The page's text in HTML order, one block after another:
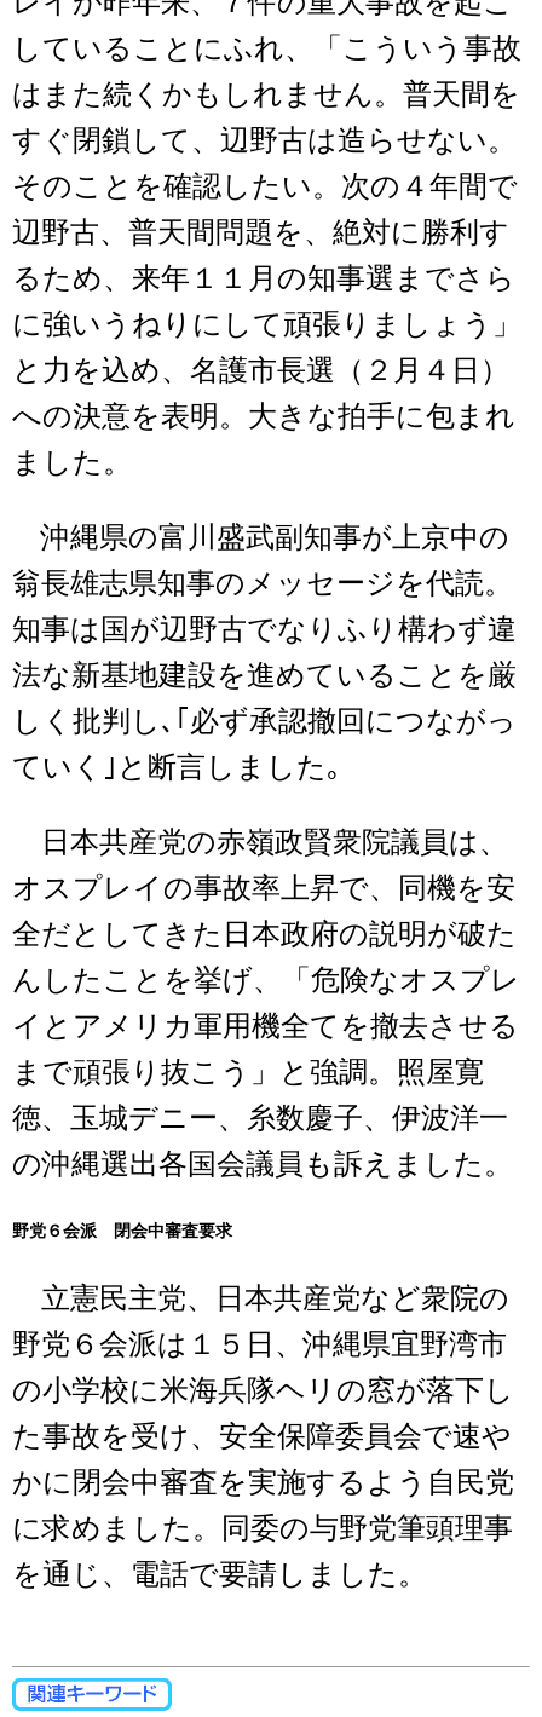
していることにふれ、「こういう事故
はまた続くかもしれません。普天間を
すぐ閉鎖して、辺野古は造らせない。
そのことを確認したい。次の４年間で
辺野古、普天間問題を、絶対に勝利す
るため、来年１１月の知事選までさら
に強いうねりにして頑張りましょう」
と力を込め、名護市長選（２月４日）
への決意を表明。大きな拍手に包まれ
ました。
沖縄県の富川盛武副知事が上京中の
翁長雄志県知事のメッセージを代読。
知事は国が辺野古でなりふり構わず違
法な新基地建設を進めていることを厳
しく批判し､｢必ず承認撤回につながっ
ていく｣と断言しました｡
日本共産党の赤嶺政賢衆院議員は、
オスプレイの事故率上昇で、同機を安
全だとしてきた日本政府の説明が破た
んしたことを挙げ、「危険なオスプレ
イとアメリカ軍用機全てを撤去させる
まで頑張り抜こう」と強調。照屋寛
徳、玉城デニー、糸数慶子、伊波洋一
の沖縄選出各国会議員も訴えました。
野党６会派 閉会中審査要求
立憲民主党、日本共産党など衆院の
野党６会派は１５日、沖縄県宜野湾市
の小学校に米海兵隊ヘリの窓が落下し
た事故を受け、安全保障委員会で速や
かに閉会中審査を実施するよう自民党
に求めました。同委の与野党筆頭理事
を通じ、電話で要請しました。